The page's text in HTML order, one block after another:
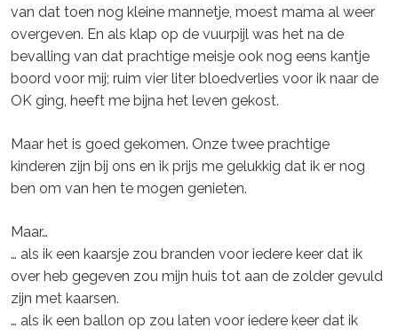
van dat toen nog kleine mannetje, moest mama al weer
overgeven. En als klap op de vuurpijl was het na de
bevalling van dat prachtige meisje ook nog eens kantje
boord voor mij; ruim vier liter bloedverlies voor ik naar de
OK ging, heeft me bijna het leven gekost.
Maar het is goed gekomen. Onze twee prachtige
kinderen zijn bij ons en ik prijs me gelukkig dat ik er nog
ben om van hen te mogen genieten.
Maar…
… als ik een kaarsje zou branden voor iedere keer dat ik
over heb gegeven zou mijn huis tot aan de zolder gevuld
zijn met kaarsen.
… als ik een ballon op zou laten voor iedere keer dat ik